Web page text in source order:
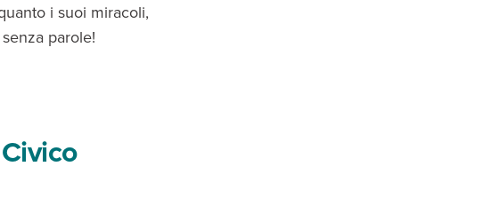
i suoi miracoli,
parole!